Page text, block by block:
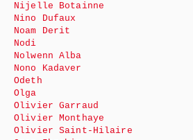
Nijelle Botainne
Nino Dufaux
Noam Derit
Nodi
Nolwenn Alba
Nono Kadaver
Odeth
Olga
Olivier Garraud
Olivier Monthaye
Olivier Saint-Hilaire